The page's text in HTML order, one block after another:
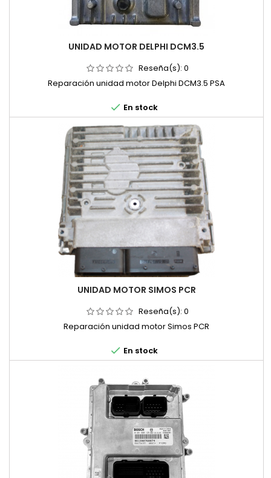
UNIDAD MOTOR DELPHI DCM3.5
Reseña(s): 0
Reparación unidad motor Delphi DCM3.5 PSA
 En stock
UNIDAD MOTOR SIMOS PCR
Reseña(s): 0
Reparación unidad motor Simos PCR
 En stock